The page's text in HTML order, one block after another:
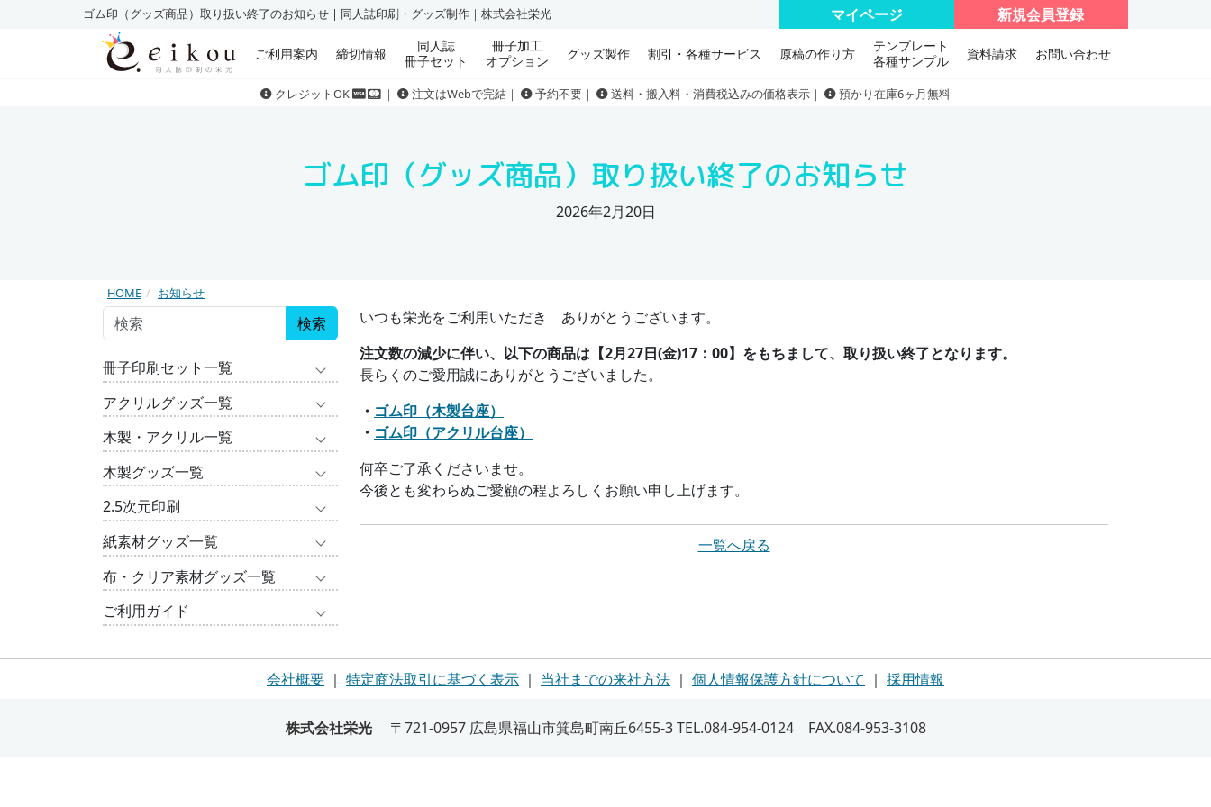
ゴム印（グッズ商品）取り扱い終了のお知らせ | 同人誌印刷・グッズ制作｜株式会社栄光 マイページ 新規会員登録
ご利用案内 締切情報
同人誌
冊子セット
冊子加工
オプション
グッズ製作 割引・各種サービス 原稿の作り方
テンプレート
各種サンプル
資料請求 お問い合わせ
クレジットOK ｜ 注文はWebで完結｜ 予約不要｜ 送料・搬入料・消費税込みの価格表示｜ 預かり在庫6ヶ月無料
ゴム印（グッズ商品）取り扱い終了のお知らせ
2026年2月20日
HOME お知らせ
いつも栄光をご利用いただき ありがとうございます。
注文数の減少に伴い、 以下の商品は【2月27日(金)17：00】をもちまして、取り扱い終了となります。
長らくのご愛用誠にありがとうございました。
・ ゴム印（木製台座）
・ ゴム印（アクリル台座）
何卒ご了承くださいませ。
今後とも変わらぬご愛顧の程よろしくお願い申し上げます。
一覧へ戻る
検索
冊子印刷セット一覧
アクリルグッズ一覧
木製・アクリル一覧
木製グッズ一覧
2.5次元印刷
紙素材グッズ一覧
布・クリア素材グッズ一覧
ご利用ガイド
会社概要 ｜ 特定商法取引に基づく表示 ｜ 当社までの来社方法 ｜ 個人情報保護方針について ｜ 採用情報
株式会社栄光〒721-0957 広島県福山市箕島町南丘6455-3 TEL.084-954-0124 FAX.084-953-3108